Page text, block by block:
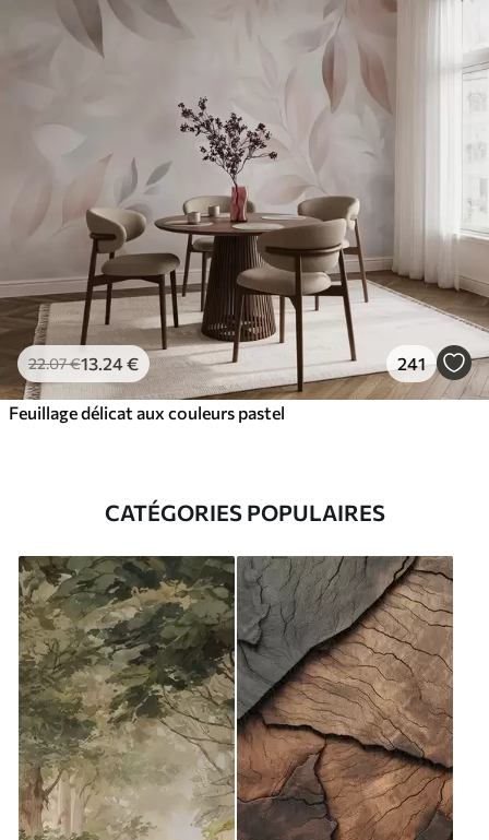
22.07€13 .24€ 241
Feuillage délicat aux couleurs pastel
CATÉGORIES POPULAIRES